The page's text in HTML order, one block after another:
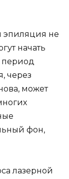
эпиляция не
начать
период
через
может
фон,
лазерной